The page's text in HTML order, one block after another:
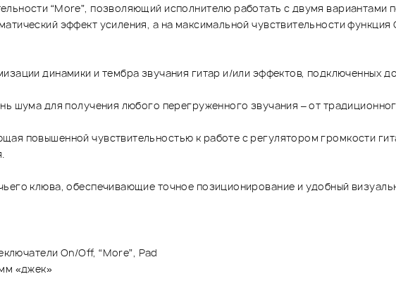
“More”, позволяющий исполнителю работать с двумя
эффект усиления, а на максимальной чувствительности
динамики и тембра звучания гитар и/или эффектов, подключенных
шума для получения любого перегруженного звучания – от
повышенной чувствительностью к работе с регулятором громкости
клюва, обеспечивающие точное позиционирование и удобный
On/Off, “More”, Pad
«джек»